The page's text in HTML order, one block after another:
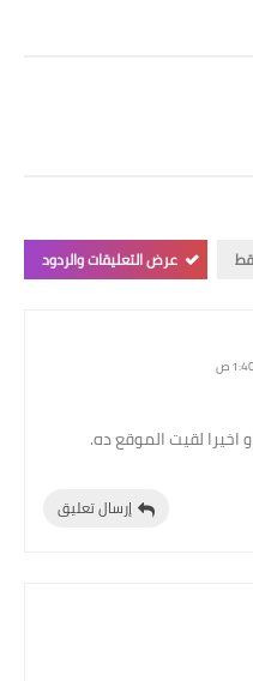
عرض التعليقات والردود
اخيرا لقيت الموقع ده.
إرسال تعليق